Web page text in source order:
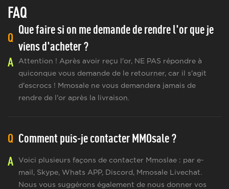
FAQ
Q
Que faire si on me demande de rendre l'or que je
viens d'acheter ?
A
Attention ! Après avoir reçu l'or, NE PAS répondre à
quiconque vous demande de le retourner, car il s'agit
d'escrocs ! Mmosale ne vous demandera jamais de
rendre de l'or après la livraison.
Q Comment puis-je contacter MMOsale ?
A
Voici plusieurs façons de contacter Mmoslae : par e-
mail, Skype, Whats APP, Discord, Mmosale Livechat.
Nous vous suggérons également de nous donner vos